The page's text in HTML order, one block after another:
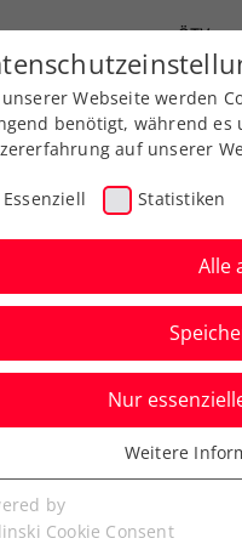
ÖTV
AusbildungWebseite werden
benötigt, während es
auf unserer
Essenziell Statistiken
Alle
Nur
Cookies werden
benötigt. Dadurch
Weitere
by
Cookie Consent